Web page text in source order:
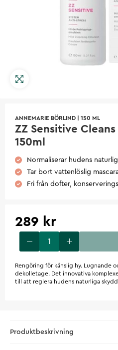
ANNEMARIE BÖRLIND 150 ML
ZZ Sensitive
150ml
Normaliserar hudens
Tar bort vattenlöslig
Fri från dofter,
289 kr
Rengöring för känslig hy. Lugnande
dekolletage. Det innovativa
till att reglera hudens naturliga
Produktbeskrivning